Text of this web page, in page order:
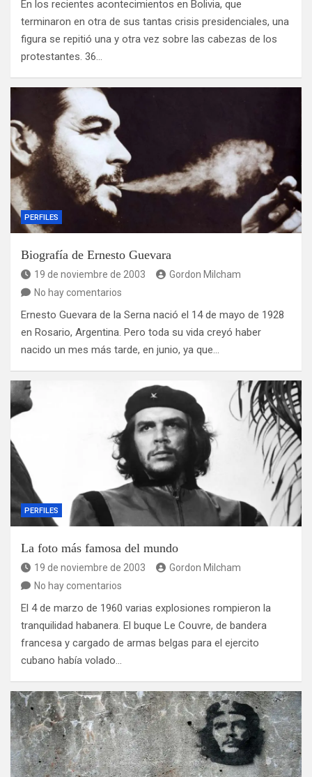
En los recientes acontecimientos en Bolivia, que
terminaron en otra de sus tantas crisis presidenciales, una
figura se repitió una y otra vez sobre las cabezas de los
protestantes. 36…
PERFILES
Biografía de Ernesto Guevara
19 de noviembre de 2003
Gordon Milcham
No hay comentarios
Ernesto Guevara de la Serna nació el 14 de mayo de 1928
en Rosario, Argentina. Pero toda su vida creyó haber
nacido un mes más tarde, en junio, ya que…
PERFILES
La foto más famosa del mundo
19 de noviembre de 2003
Gordon Milcham
No hay comentarios
El 4 de marzo de 1960 varias explosiones rompieron la
tranquilidad habanera. El buque Le Couvre, de bandera
francesa y cargado de armas belgas para el ejercito
cubano había volado…